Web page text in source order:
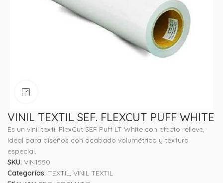
VINIL TEXTIL SEF. FLEXCUT PUFF WHITE
Es un vinil textil FlexCut SEF Puff LT White con efecto relieve,
ideal para diseños con acabado volumétrico y textura
especial.
SKU: VIN1550
Categorías: TEXTIL, VINIL TEXTIL